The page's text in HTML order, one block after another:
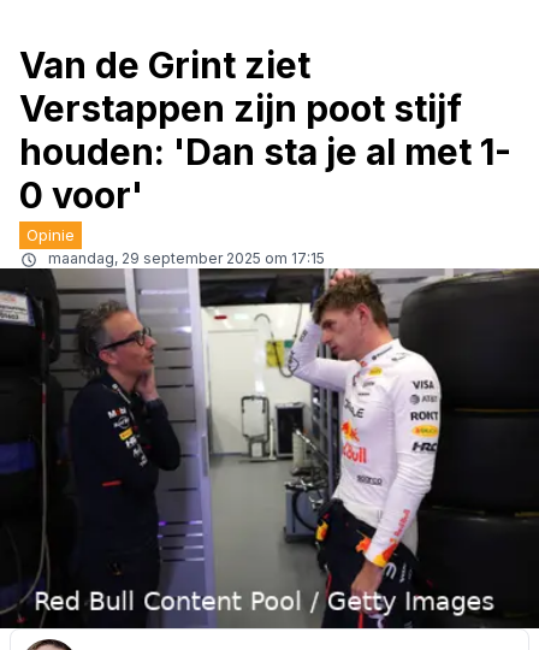
Van de Grint ziet
Verstappen zijn poot stijf
houden: 'Dan sta je al met 1-
0 voor'
Opinie
maandag, 29 september 2025 om 17:15